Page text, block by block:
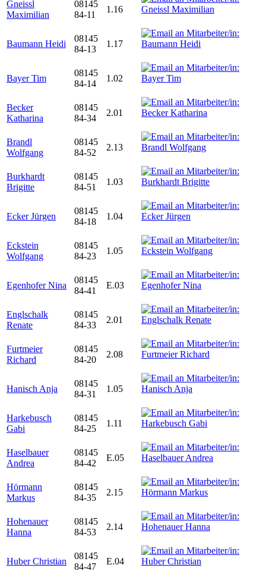
Gneissl
Maximilian
08145
84-11
1.16
Baumann Heidi
08145
84-13
1.17
Bayer Tim
08145
84-14
1.02
Becker
Katharina
08145
84-34
2.01
Brandl
Wolfgang
08145
84-52
2.13
Burkhardt
Brigitte
08145
84-51
1.03
Ecker Jürgen
08145
84-18
1.04
Eckstein
Wolfgang
08145
84-23
1.05
Egenhofer Nina
08145
84-41
E.03
Englschalk
Renate
08145
84-33
2.01
Furtmeier
Richard
08145
84-20
2.08
Hanisch Anja
08145
84-31
1.05
Harkebusch
Gabi
08145
84-25
1.11
Haselbauer
Andrea
08145
84-42
E.05
Hörmann
Markus
08145
84-35
2.15
Hohenauer
Hanna
08145
84-53
2.14
Huber Christian
08145
84-47
E.04